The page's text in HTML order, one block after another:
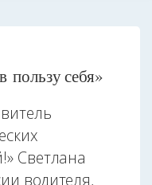
пользу себя»
Светлана
водителя,